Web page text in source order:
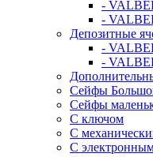
-
-
Депозитные
-
-
Сейфы
Сейфы
С ключом
С
С